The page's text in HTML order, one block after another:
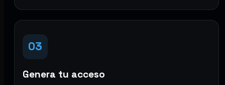
03
Genera tu acceso